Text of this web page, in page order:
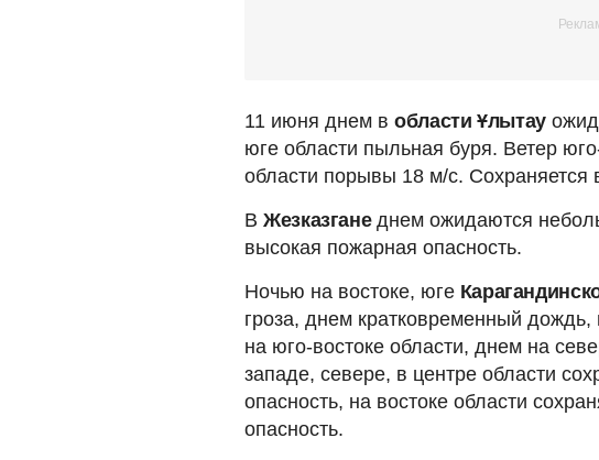
11 июня днем в области Ұлытау
юге области пыльная буря. Ветер
области порывы 18 м/с. Сохраняется
В Жезказганеднем ожидаются
высокая пожарная опасность.
Ночью на востоке, юге
гроза, днем кратковременный
на юго-востоке области, днем на
западе, севере, в центре области
опасность, на востоке области
опасность.